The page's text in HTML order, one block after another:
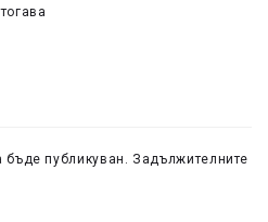
публикуван. Задължителните